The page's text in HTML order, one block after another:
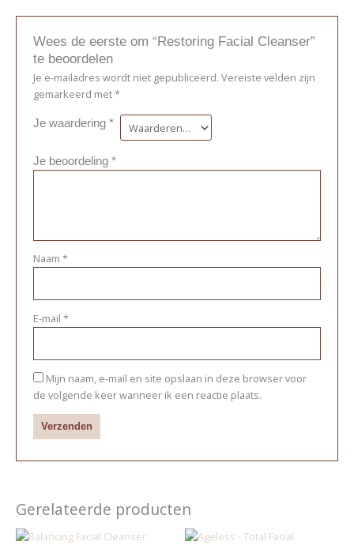
Wees de eerste om “Restoring Facial Cleanser”
te beoordelen
Je e-mailadres wordt niet gepubliceerd. Vereiste velden zijn
gemarkeerd met*
Je waardering *
Je beoordeling *
Naam *
E-mail *
Mijn naam, e-mail en site opslaan in deze browser voor
de volgende keer wanneer ik een reactie plaats.
Gerelateerde producten